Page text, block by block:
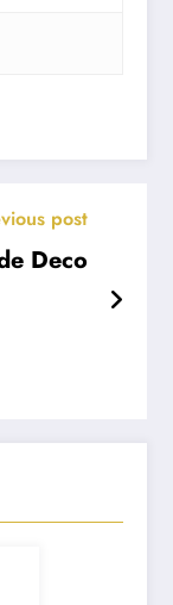
post
Deco